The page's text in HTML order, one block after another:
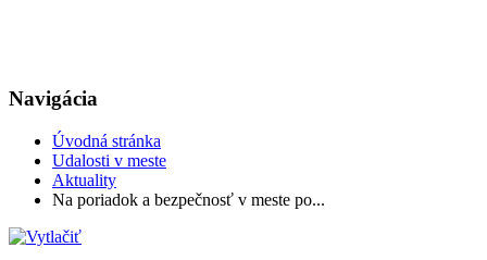
Navigácia
Úvodná stránka
Udalosti v meste
Aktuality
Na poriadok a bezpečnosť v meste po...